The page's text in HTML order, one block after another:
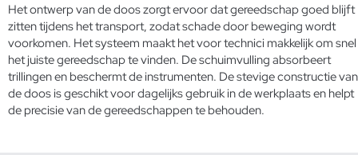
Het ontwerp van de doos zorgt ervoor dat gereedschap goed blijft
zitten tijdens het transport, zodat schade door beweging wordt
voorkomen. Het systeem maakt het voor technici makkelijk om snel
het juiste gereedschap te vinden. De schuimvulling absorbeert
trillingen en beschermt de instrumenten. De stevige constructie van
de doos is geschikt voor dagelijks gebruik in de werkplaats en helpt
de precisie van de gereedschappen te behouden.